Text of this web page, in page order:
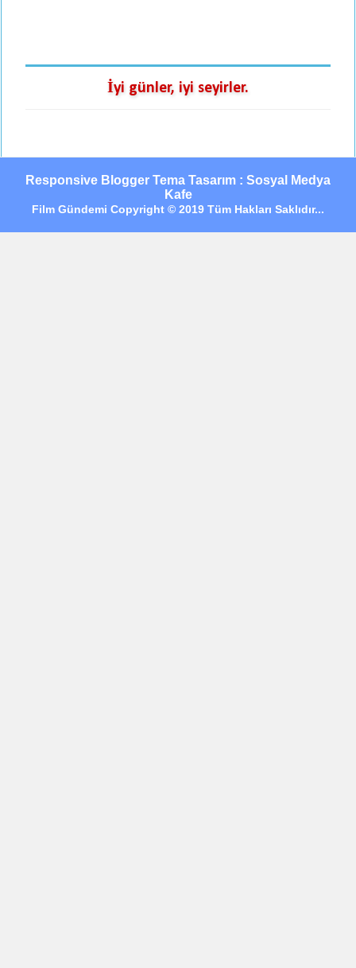
İyi günler, iyi seyirler.
Responsive Blogger Tema Tasarım : Sosyal Medya
Kafe
Film Gündemi Copyright © 2019 Tüm Hakları Saklıdır...